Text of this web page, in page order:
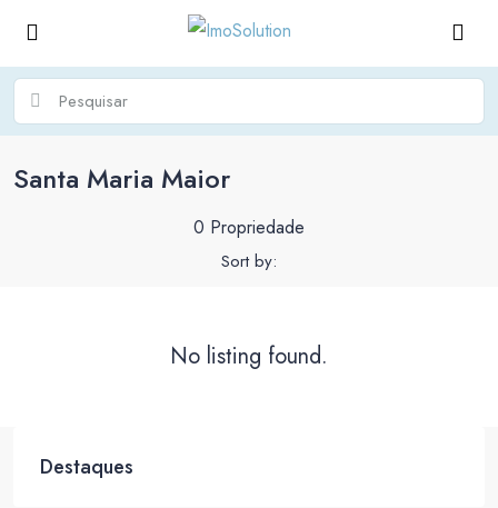
Santa Maria Maior
0 Propriedade
Sort by:
No listing found.
Destaques